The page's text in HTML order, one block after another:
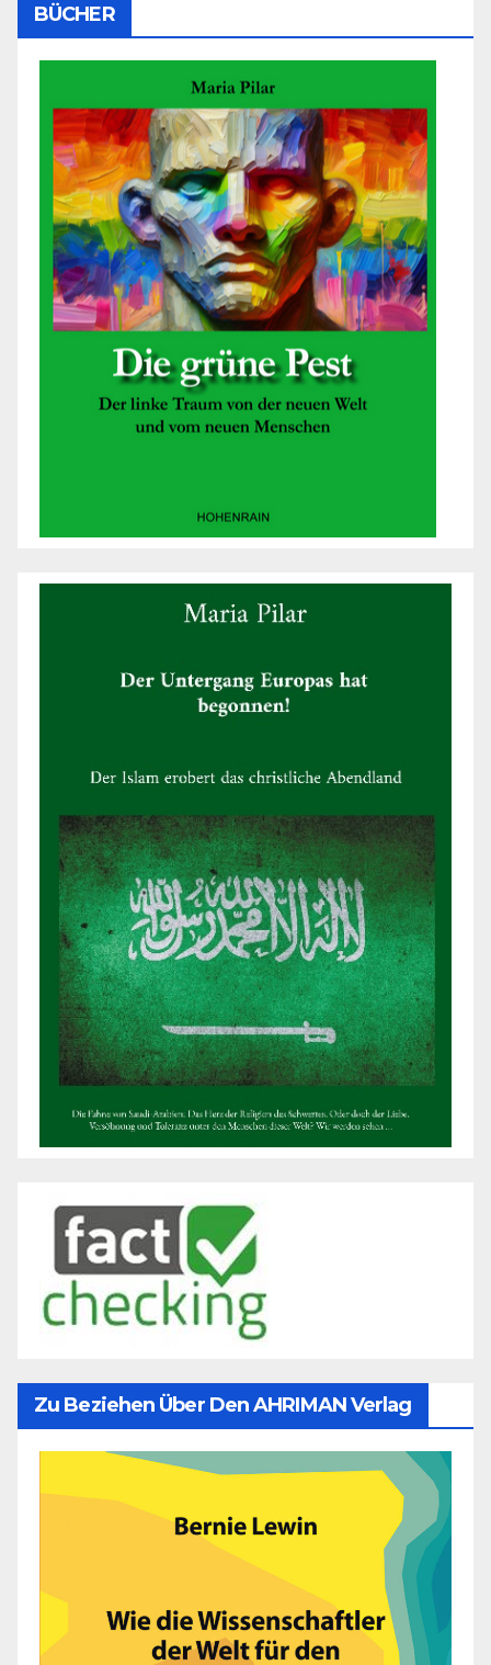
BÜCHER
Zu Beziehen Über Den AHRIMAN Verlag